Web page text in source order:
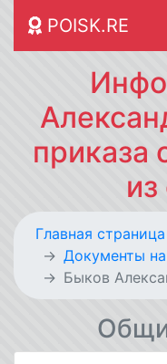
POISK.RE
приказа
Главная страница
Документы
Быков